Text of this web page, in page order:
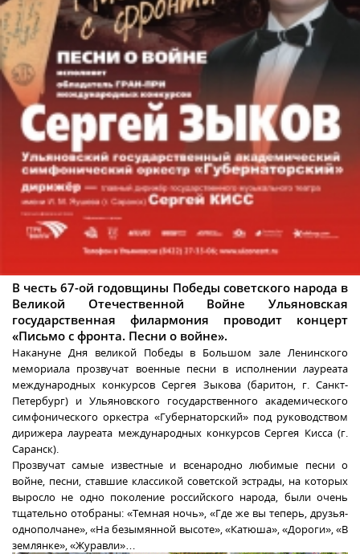
В честь 67-ой годовщины Победы советского народа в
Великой Отечественной Войне Ульяновская
государственная филармония проводит концерт
«Письмо с фронта. Песни о войне».
Накануне Дня великой Победы в Большом зале Ленинского
мемориала прозвучат военные песни в исполнении лауреата
международных конкурсов Сергея Зыкова (баритон, г. Санкт-
Петербург) и Ульяновского государственного академического
симфонического оркестра «Губернаторский» под руководством
дирижера лауреата международных конкурсов Сергея Кисса (г.
Саранск).
Прозвучат самые известные и всенародно любимые песни о
войне, песни, ставшие классикой советской эстрады, на которых
выросло не одно поколение российского народа, были очень
тщательно отобраны: «Темная ночь», «Где же вы теперь, друзья-
однополчане», «На безымянной высоте», «Катюша», «Дороги», «В
землянке», «Журавли»…